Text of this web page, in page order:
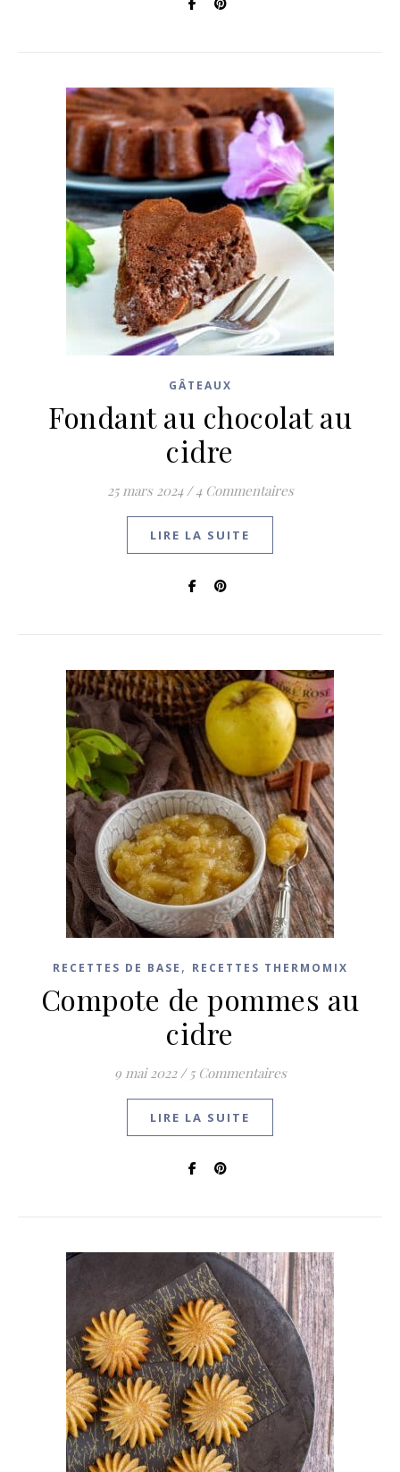
GÂTEAUX
Fondant au chocolat au
cidre
25 mars 2024 / 4 Commentaires
LIRE LA SUITE
RECETTES DE BASE , RECETTES THERMOMIX
Compote de pommes au
cidre
9 mai 2022 / 5 Commentaires
LIRE LA SUITE